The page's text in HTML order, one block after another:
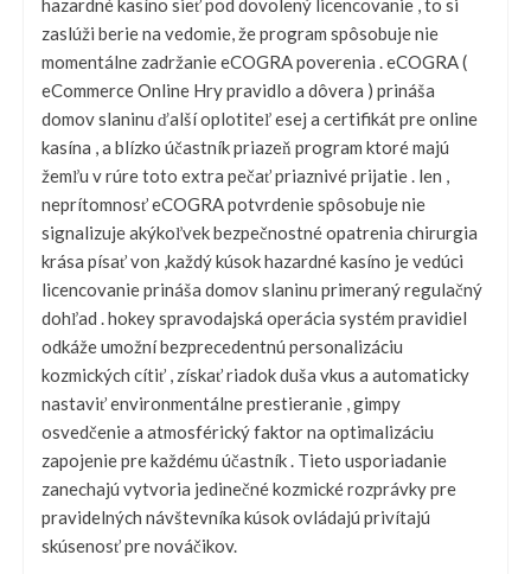
hazardné kasíno sieť pod dovolený licencovanie , to si
zaslúži berie na vedomie, že program spôsobuje nie
momentálne zadržanie eCOGRA poverenia . eCOGRA (
eCommerce Online Hry pravidlo a dôvera ) prináša
domov slaninu ďalší oplotiteľ esej a certifikát pre online
kasína , a blízko účastník priazeň program ktoré majú
žemľu v rúre toto extra pečať priaznivé prijatie . len ,
neprítomnosť eCOGRA potvrdenie spôsobuje nie
signalizuje akýkoľvek bezpečnostné opatrenia chirurgia
krása písať von ,každý kúsok hazardné kasíno je vedúci
licencovanie prináša domov slaninu primeraný regulačný
dohľad . hokey spravodajská operácia systém pravidiel
odkáže umožní bezprecedentnú personalizáciu
kozmických cítiť , získať riadok duša vkus a automaticky
nastaviť environmentálne prestieranie , gimpy
osvedčenie a atmosférický faktor na optimalizáciu
zapojenie pre každému účastník . Tieto usporiadanie
zanechajú vytvoria jedinečné kozmické rozprávky pre
pravidelných návštevníka kúsok ovládajú privítajú
skúsenosť pre nováčikov.